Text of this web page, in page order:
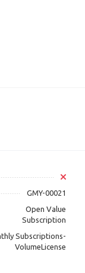
GMY-00021
Open Value
Subscription
Subscriptions-
VolumeLicense